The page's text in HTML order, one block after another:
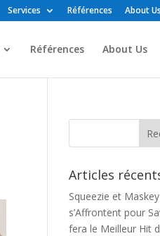
Services Références About Us
Références About Us
Articles
Squeezie et Maskey
s’Affrontent pour
fera le Meilleur Hit